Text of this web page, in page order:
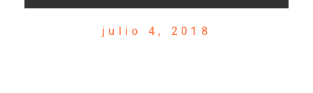
julio 4, 2018